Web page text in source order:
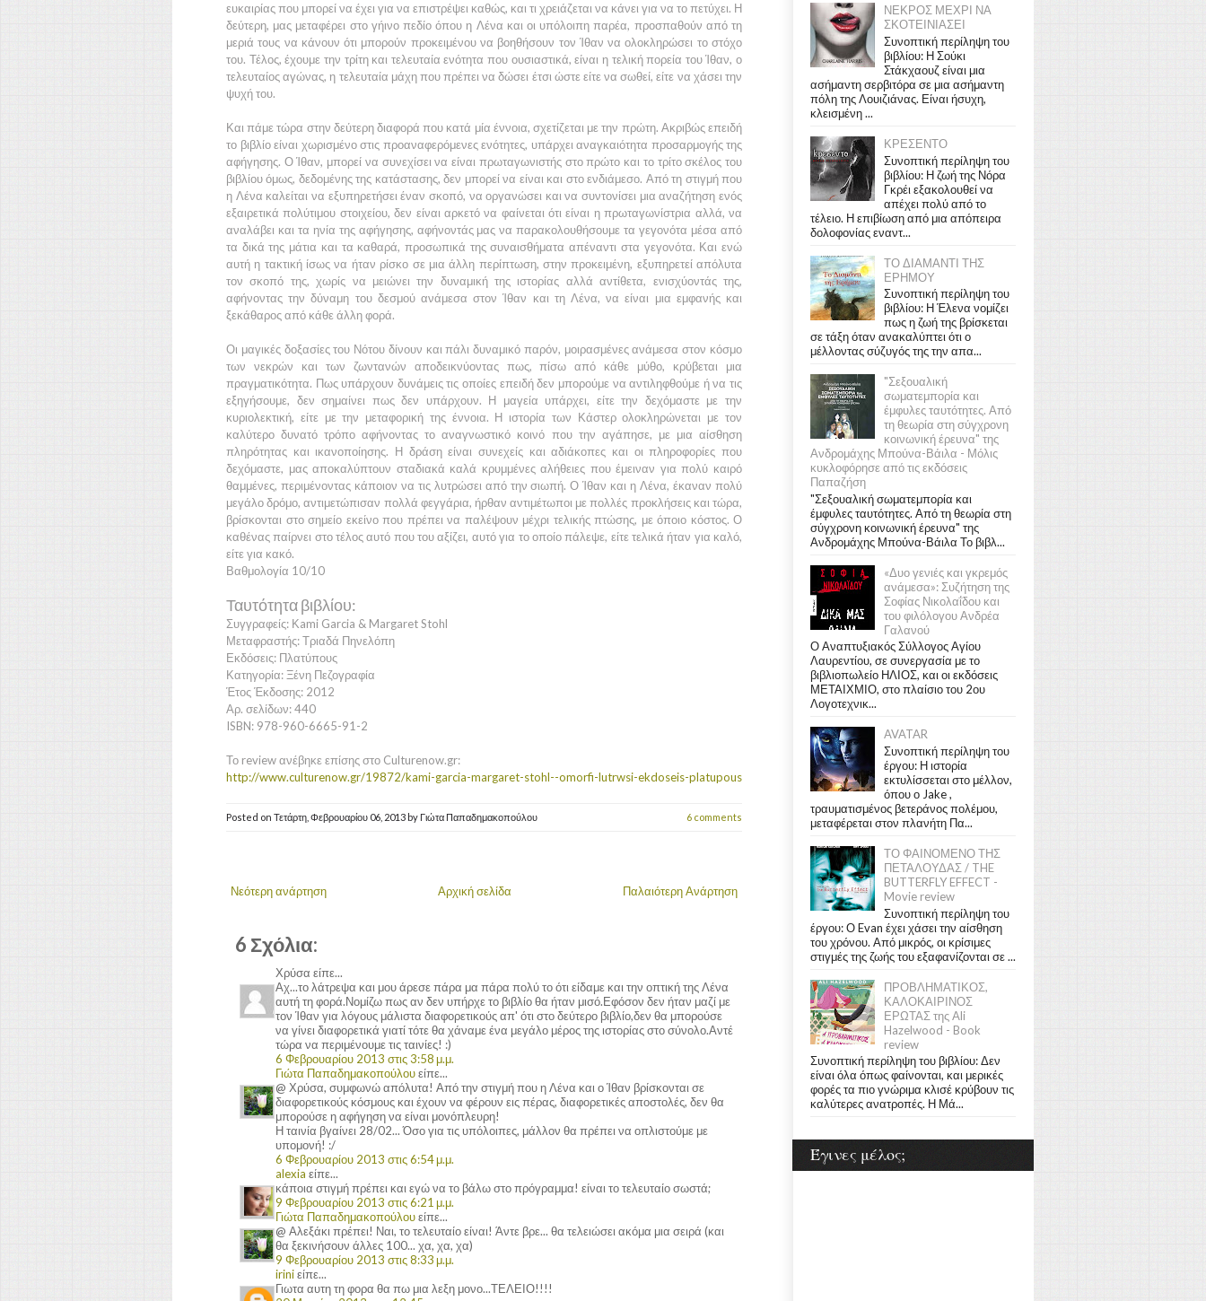
ευκαιρίας που μπορεί να έχει για να επιστρέψει καθώς, και τι χρειάζεται να κάνει για να το πετύχει. Η
δεύτερη, μας μεταφέρει στο γήινο πεδίο όπου η Λένα και οι υπόλοιπη παρέα, προσπαθούν από τη
μεριά τους να κάνουν ότι μπορούν προκειμένου να βοηθήσουν τον Ίθαν να ολοκληρώσει το στόχο
του. Τέλος, έχουμε την τρίτη και τελευταία ενότητα που ουσιαστικά, είναι η τελική πορεία τουΊθαν, ο
τελευταίος αγώνας, η τελευταία μάχη που πρέπει να δώσει έτσι ώστε είτε να σωθεί, είτε να χάσει την
ψυχή του.
Και πάμε τώρα στην δεύτερη διαφορά που κατά μία έννοια, σχετίζεται με την πρώτη. Ακριβώς επειδή
το βιβλίο είναι χωρισμένο στις προαναφερόμενες ενότητες, υπάρχει αναγκαιότητα προσαρμογής της
αφήγησης. ΟΊθαν, μπορεί να συνεχίσει να είναι πρωταγωνιστής στο πρώτο και το τρίτο σκέλος του
βιβλίου όμως, δεδομένης της κατάστασης, δεν μπορεί να είναι και στο ενδιάμεσο. Από τη στιγμή που
η Λένα καλείται να εξυπηρετήσει έναν σκοπό, να οργανώσει και να συντονίσει μια αναζήτηση ενός
εξαιρετικά πολύτιμου στοιχείου, δεν είναι αρκετό να φαίνεται ότι είναι η πρωταγωνίστρια αλλά, να
αναλάβει και τα ηνία της αφήγησης, αφήνοντάς μας να παρακολουθήσουμε τα γεγονότα μέσα από
τα δικά της μάτια και τα καθαρά, προσωπικά της συναισθήματα απέναντι στα γεγονότα. Και ενώ
αυτή η τακτική ίσως να ήταν ρίσκο σε μια άλλη περίπτωση, στην προκειμένη, εξυπηρετεί απόλυτα
τον σκοπό της, χωρίς να μειώνει την δυναμική της ιστορίας αλλά αντίθετα, ενισχύοντάς της,
αφήνοντας την δύναμη του δεσμού ανάμεσα στονΊθαν και τηΛένα, να είναι μια εμφανής και
ξεκάθαρος από κάθε άλλη φορά.
Οι μαγικές δοξασίες του Νότου δίνουν και πάλι δυναμικό παρόν, μοιρασμένες ανάμεσα στον κόσμο
των νεκρών και των ζωντανών αποδεικνύοντας πως, πίσω από κάθε μύθο, κρύβεται μια
πραγματικότητα. Πως υπάρχουν δυνάμεις τις οποίες επειδή δεν μπορούμε να αντιληφθούμε ή να τις
εξηγήσουμε, δεν σημαίνει πως δεν υπάρχουν. Η μαγεία υπάρχει, είτε την δεχόμαστε με την
κυριολεκτική, είτε με την μεταφορική της έννοια. Η ιστορία των Κάστερολοκληρώνεται με τον
καλύτερο δυνατό τρόπο αφήνοντας το αναγνωστικό κοινό που την αγάπησε, με μια αίσθηση
πληρότητας και ικανοποίησης. Η δράση είναι συνεχείς και αδιάκοπες και οι πληροφορίες που
δεχόμαστε, μας αποκαλύπτουν σταδιακά καλά κρυμμένες αλήθειες που έμειναν για πολύ καιρό
θαμμένες, περιμένοντας κάποιον να τις λυτρώσει από την σιωπή. ΟΊθαν και η Λένα, έκαναν πολύ
μεγάλο δρόμο, αντιμετώπισαν πολλά φεγγάρια, ήρθαν αντιμέτωποι με πολλές προκλήσεις και τώρα,
βρίσκονται στο σημείο εκείνο που πρέπει να παλέψουν μέχρι τελικής πτώσης, με όποιο κόστος. Ο
καθένας παίρνει στο τέλος αυτό που του αξίζει, αυτό για το οποίο πάλεψε, είτε τελικά ήταν για καλό,
είτε για κακό.
Βαθμολογία 10/10
Ταυτότητα βιβλίου:
Συγγραφείς: Κami Garcia & Margaret Stohl
Μεταφραστής: Τριαδά Πηνελόπη
Εκδόσεις: Πλατύπους
Κατηγορία: Ξένη Πεζογραφία
Έτος Έκδοσης: 2012
Αρ. σελίδων: 440
ISBN: 978-960-6665-91-2
Το review ανέβηκε επίσης στο Culturenow.gr:
http://www.culturenow.gr/19872/kami-garcia-margaret-stohl--omorfi-lutrwsi-ekdoseis-platupous
Posted on Τετάρτη, Φεβρουαρίου 06, 2013 by Γιώτα Παπαδημακοπούλου 6 comments
Νεότερη ανάρτηση Παλαιότερη Ανάρτηση
Αρχική σελίδα
6 Σχόλια:
Χρύσα είπε...
Αχ...το λάτρεψα και μου άρεσε πάρα μα πάρα πολύ το ότι είδαμε και την οπτική της Λένα
αυτή τη φορά.Νομίζω πως αν δεν υπήρχε το βιβλίο θα ήταν μισό.Εφόσον δεν ήταν μαζί με
τον Ίθαν για λόγους μάλιστα διαφορετικούς απ' ότι στο δεύτερο βιβλίο,δεν θα μπορούσε
να γίνει διαφορετικά γιατί τότε θα χάναμε ένα μεγάλο μέρος της ιστορίας στο σύνολο.Αντέ
τώρα να περιμένουμε τις ταινίες! :)
6 Φεβρουαρίου 2013 στις 3:58 μ.μ.
Γιώτα Παπαδημακοπούλουείπε...
@ Χρύσα, συμφωνώ απόλυτα! Από την στιγμή που η Λένα και ο Ίθαν βρίσκονται σε
διαφορετικούς κόσμους και έχουν να φέρουν εις πέρας, διαφορετικές αποστολές, δεν θα
μπορούσε η αφήγηση να είναι μονόπλευρη!
Η ταινία βγαίνει 28/02... Όσο για τις υπόλοιπες, μάλλον θα πρέπει να οπλιστούμε με
υπομονή! :/
6 Φεβρουαρίου 2013 στις 6:54 μ.μ.
alexia είπε...
κάποια στιγμή πρέπει και εγώ να το βάλω στο πρόγραμμα! είναι το τελευταίο σωστά;
9 Φεβρουαρίου 2013 στις 6:21 μ.μ.
Γιώτα Παπαδημακοπούλουείπε...
@ Αλεξάκι πρέπει! Ναι, το τελευταίο είναι! Άντε βρε... θα τελειώσει ακόμα μια σειρά (και
θα ξεκινήσουν άλλες 100... χα, χα, χα)
9 Φεβρουαρίου 2013 στις 8:33 μ.μ.
iriniείπε...
Γιωτα αυτη τη φορα θα πω μια λεξη μονο...ΤΕΛΕΙΟ!!!!
ΝΕΚΡΟΣ ΜΕΧΡΙ ΝΑ
ΣΚΟΤΕΙΝΙΑΣΕΙ
Συνοπτική περίληψη του
βιβλίου: Η Σούκι
Στάκχαουζ είναι μια
ασήμαντη σερβιτόρα σε μια ασήμαντη
πόλη της Λουιζιάνας. Είναι ήσυχη,
κλεισμένη ...
ΚΡΕΣΕΝΤΟ
Συνοπτική περίληψη του
βιβλίου: Η ζωή της Νόρα
Γκρέι εξακολουθεί να
απέχει πολύ από το
τέλειο. Η επιβίωση από μια απόπειρα
δολοφονίας εναντ...
ΤΟ ΔΙΑΜΑΝΤΙ ΤΗΣ
ΕΡΗΜΟΥ
Συνοπτική περίληψη του
βιβλίου: Η Έλενα νομίζει
πως η ζωή της βρίσκεται
σε τάξη όταν ανακαλύπτει ότι ο
μέλλοντας σύζυγός της την απα...
"Σεξουαλική
σωματεμπορία και
έμφυλες ταυτότητες. Από
τη θεωρία στη σύγχρονη
κοινωνική έρευνα" της
Ανδρομάχης Μπούνα-Βάιλα - Μόλις
κυκλοφόρησε από τις εκδόσεις
Παπαζήση
"Σεξουαλική σωματεμπορία και
έμφυλες ταυτότητες. Από τη θεωρία στη
σύγχρονη κοινωνική έρευνα" της
Ανδρομάχης Μπούνα-Βάιλα Το βιβλ...
«Δυο γενιές και γκρεμός
ανάμεσα»: Συζήτηση της
Σοφίας Νικολαΐδου και
του φιλόλογου Ανδρέα
Γαλανού
Ο Αναπτυξιακός Σύλλογος Αγίου
Λαυρεντίου, σε συνεργασία με το
βιβλιοπωλείο ΗΛΙΟΣ, και οι εκδόσεις
ΜΕΤΑΙΧΜΙΟ, στο πλαίσιο του 2ου
Λογοτεχνικ...
AVATAR
Συνοπτική περίληψη του
έργου: Η ιστορία
εκτυλίσσεται στο μέλλον,
όπου ο Jake ,
τραυματισμένος βετεράνος πολέμου,
μεταφέρεται στον πλανήτη Πα...
ΤΟ ΦΑΙΝΟΜΕΝΟ ΤΗΣ
ΠΕΤΑΛΟΥΔΑΣ / THE
BUTTERFLY EFFECT -
Movie review
Συνοπτική περίληψη του
έργου: Ο Evan έχει χάσει την αίσθηση
του χρόνου. Από μικρός, οι κρίσιμες
στιγμές της ζωής του εξαφανίζονται σε ...
ΠΡΟΒΛΗΜΑΤΙΚΟΣ,
ΚΑΛΟΚΑΙΡΙΝΟΣ
ΕΡΩΤΑΣ της Ali
Hazelwood - Book
review
Συνοπτική περίληψη του βιβλίου: Δεν
είναι όλα όπως φαίνονται, και μερικές
φορές τα πιο γνώριμα κλισέ κρύβουν τις
καλύτερες ανατροπές. Η Μά...
Έγινες μέλος;